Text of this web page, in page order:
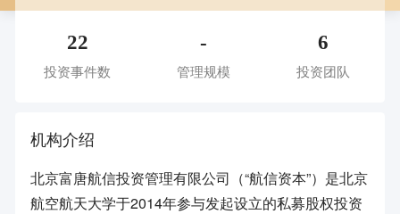
22
投资事件数
-
管理规模
6
投资团队
机构介绍
北京富唐航信投资管理有限公司（“航信资本”）是北京
航空航天大学于2014年参与发起设立的私募股权投资